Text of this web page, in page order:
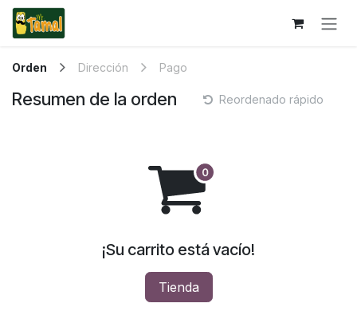
Ir al contenido
Orden Dirección Pago
Resumen de la orden Reordenado rápido
¡Su carrito está vacío!
Tienda